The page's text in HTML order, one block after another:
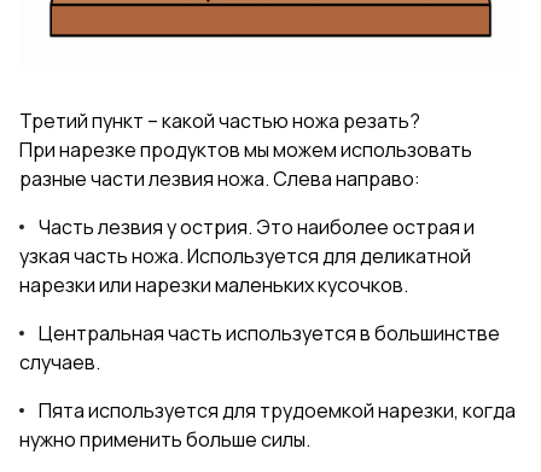
Третий пункт – какой частью ножа резать?
При нарезке продуктов мы можем использовать
разные части лезвия ножа. Слева направо:
Часть лезвия у острия. Это наиболее острая и
узкая часть ножа. Используется для деликатной
нарезки или нарезки маленьких кусочков.
Центральная часть используется в большинстве
случаев.
Пята используется для трудоемкой нарезки, когда
нужно применить больше силы.